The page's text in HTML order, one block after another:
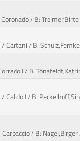
/ B:
/ B:
I / B:
Calido I / B:
/ B: Nagel,Birger